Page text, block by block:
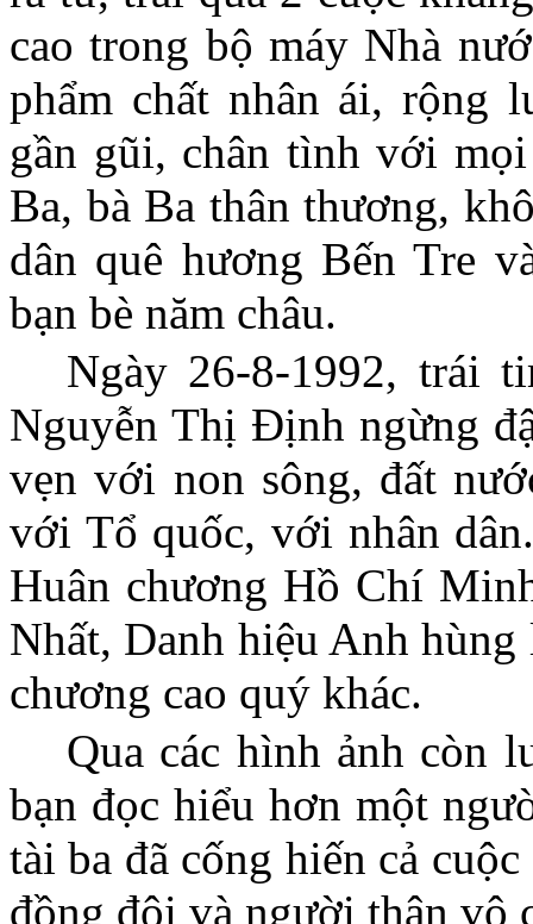
cao trong bộ máy Nhà
phẩm chất nhân ái, rộng
gần gũi, chân tình với
Ba, bà Ba thân thương,
dân quê hương Bến Tre
bạn bè năm châu.
Ngày 26-8-1992, trái
Nguyễn Thị Định ngừng
vẹn với non sông, đất
với Tổ quốc, với nhân
Huân chương Hồ Chí
Nhất, Danh hiệu Anh
chương cao quý khác.
Qua các hình ảnh còn
bạn đọc hiểu hơn một
tài ba đã cống hiến cả
đồng đội và người thân vô